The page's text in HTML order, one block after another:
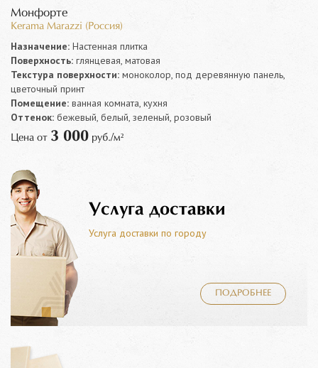
Монфорте
Kerama Marazzi (Россия)
Назначение: Настенная плитка
Поверхность: глянцевая, матовая
Текстура поверхности: моноколор, под деревянную панель,
цветочный принт
Помещение: ванная комната, кухня
Оттенок: бежевый, белый, зеленый, розовый
Цена от 3 000 руб./м²
Услуга доставки
Услуга доставки по городу
ПОДРОБНЕЕ